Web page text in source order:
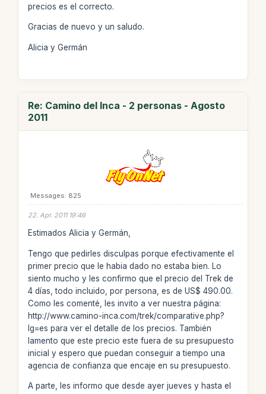
precios es el correcto.
Gracias de nuevo y un saludo.
Alicia y Germán
Re: Camino del Inca - 2 personas - Agosto
2011
Messages: 825
22. Apr. 2011 19:46
Estimados Alicia y Germán,
Tengo que pedirles disculpas porque efectivamente el
primer precio que le habia dado no estaba bien. Lo
siento mucho y les confirmo que el precio del Trek de
4 días, todo incluido, por persona, es de US$ 490.00.
Como les comenté, les invito a ver nuestra página:
http://www.camino-inca.com/trek/comparative.php?
lg=es para ver el detalle de los precios. También
lamento que este precio este fuera de su presupuesto
inicial y espero que puedan conseguir a tiempo una
agencia de confianza que encaje en su presupuesto.
A parte, les informo que desde ayer jueves y hasta el